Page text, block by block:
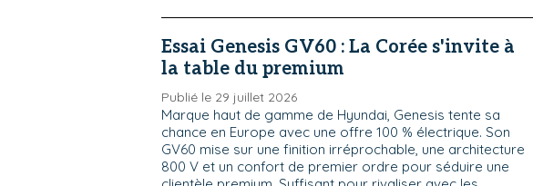
Essai Genesis GV60 : La Corée s'invite à
la table du premium
Publié le 29 juillet 2026
Marque haut de gamme de Hyundai, Genesis tente sa
chance en Europe avec une offre 100 % électrique. Son
GV60 mise sur une finition irréprochable, une architecture
800 V et un confort de premier ordre pour séduire une